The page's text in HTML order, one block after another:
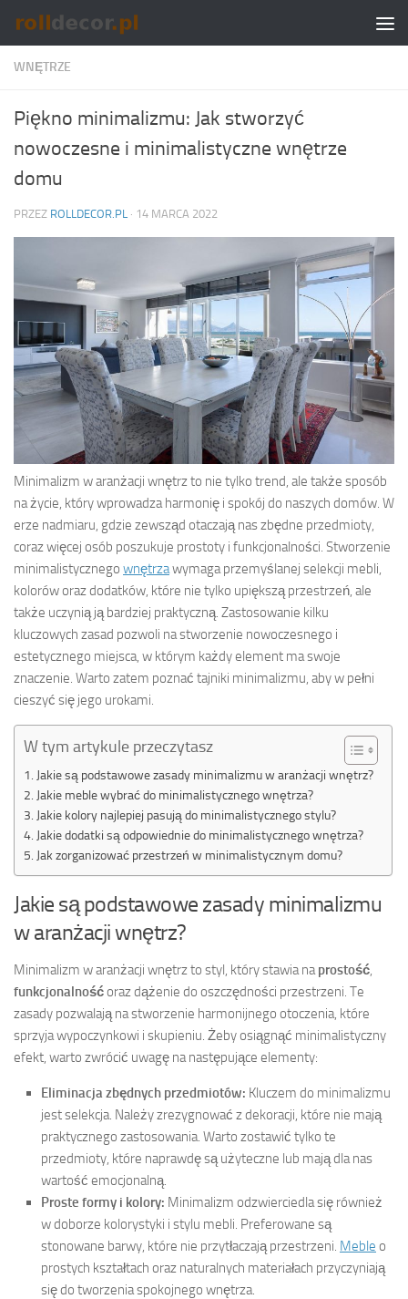
Skip to content
WNĘTRZE
Piękno minimalizmu: Jak stworzyć
nowoczesne i minimalistyczne wnętrze
domu
PRZEZ ROLLDECOR.PL · 14 MARCA 2022
Minimalizm w aranżacji wnętrz to nie tylko trend, ale także sposób
na życie, który wprowadza harmonię i spokój do naszych domów. W
erze nadmiaru, gdzie zewsząd otaczają nas zbędne przedmioty,
coraz więcej osób poszukuje prostoty i funkcjonalności. Stworzenie
minimalistycznego wnętrzawymaga przemyślanej selekcji mebli,
kolorów oraz dodatków, które nie tylko upiększą przestrzeń, ale
także uczynią ją bardziej praktyczną. Zastosowanie kilku
kluczowych zasad pozwoli na stworzenie nowoczesnego i
estetycznego miejsca, w którym każdy element ma swoje
znaczenie. Warto zatem poznać tajniki minimalizmu, aby w pełni
cieszyć się jego urokami.
W tym artykule przeczytasz
Jakie są podstawowe zasady minimalizmu w aranżacji wnętrz?
Jakie meble wybrać do minimalistycznego wnętrza?
Jakie kolory najlepiej pasują do minimalistycznego stylu?
Jakie dodatki są odpowiednie do minimalistycznego wnętrza?
Jak zorganizować przestrzeń w minimalistycznym domu?
Jakie są podstawowe zasady minimalizmu
w aranżacji wnętrz?
Minimalizm w aranżacji wnętrz to styl, który stawia naprostość,
funkcjonalnośćoraz dążenie do oszczędności przestrzeni. Te
zasady pozwalają na stworzenie harmonijnego otoczenia, które
sprzyja wypoczynkowi i skupieniu. Żeby osiągnąć minimalistyczny
efekt, warto zwrócić uwagę na następujące elementy:
Eliminacja zbędnych przedmiotów: Kluczem do minimalizmu
jest selekcja. Należy zrezygnować z dekoracji, które nie mają
praktycznego zastosowania. Warto zostawić tylko te
przedmioty, które naprawdę są użyteczne lub mają dla nas
wartość emocjonalną.
Proste formy i kolory: Minimalizm odzwierciedla się również
w doborze kolorystyki i stylu mebli. Preferowane są
stonowane barwy, które nie przytłaczają przestrzeni. Meble o
prostych kształtach oraz naturalnych materiałach przyczyniają
się do tworzenia spokojnego wnętrza.